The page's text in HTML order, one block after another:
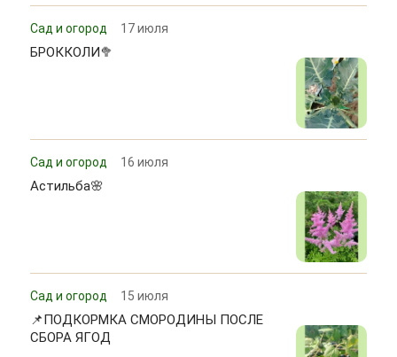
Сад и огород 17 июля
БРОККОЛИ🥦
Сад и огород 16 июля
Астильба🌸
Сад и огород 15 июля
📌ПОДКОРМКА СМОРОДИНЫ ПОСЛЕ
СБОРА ЯГОД